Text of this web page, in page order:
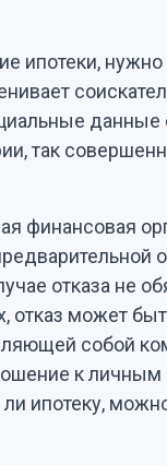
ипотеки,
данные
так
финансовая
отказа не
отказ может
собой
к
ипотеку,